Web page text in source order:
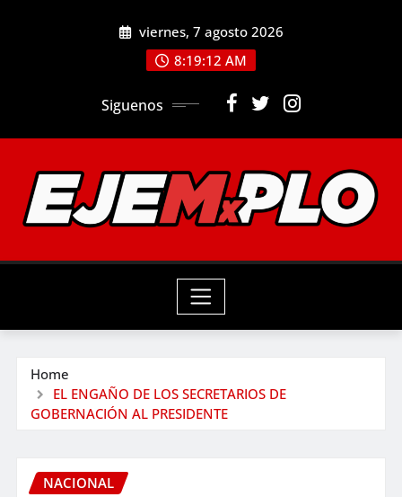
viernes, 7 agosto 2026
8:19:14 AM
Siguenos
Home
EL ENGAÑO DE LOS SECRETARIOS DE
GOBERNACIÓN AL PRESIDENTE
NACIONAL